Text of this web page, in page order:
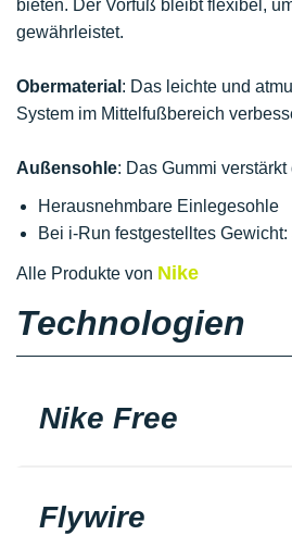
bieten. Der Vorfuß bleibt flexibel,
gewährleistet.
Obermaterial : Das leichte und
System im Mittelfußbereich
Außensohle: Das Gummi
Herausnehmbare Einlegesohle
Bei i-Run festgestelltes
Alle Produkte von Nike
Technologien
Nike Free
Flywire